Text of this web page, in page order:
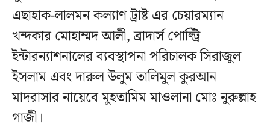
এছাহাক-লালমন কল্যাণ ট্রাষ্ট এর চেয়ারম্যান
খন্দকার মোহাম্মদ আলী, ব্রাদার্স পোল্ট্রি
ইন্টারন্যাশনালের ব্যবস্থাপনা পরিচালক সিরাজুল
ইসলাম এবং দারুল উলুম তালিমুল কুরআন
মাদরাসার নায়েবে মুহতামিম মাওলানা মোঃ নুরুল্লাহ
গাজী।